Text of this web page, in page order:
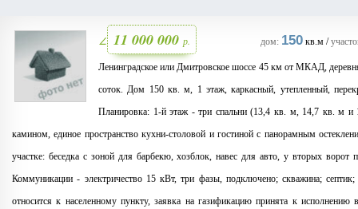
∠ 11 000 000 р. дом: 150 кв.м /
Ленинградское или Дмитровское шоссе 45 км от МКАД,
соток. Дом 150 кв. м, 1 этаж, каркасный, утепленный,
Планировка: 1-й этаж - три спальни (13,4 кв. м, 14,7 кв. м и
камином, единое пространство кухни-столовой и гостиной с панорамным
участке: беседка с зоной для барбекю, хозблок, навес для авто, у вторых
Коммуникации - электричество 15 кВт, три фазы, подключено; скважина;
относится к населенному пункту, заявка на газификацию принята к